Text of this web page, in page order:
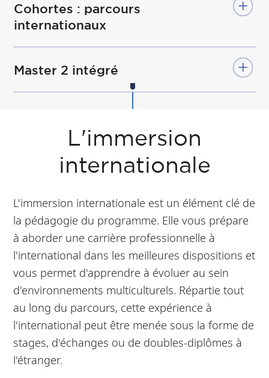
Cohortes : parcours
internationaux
Master 2 intégré
L'immersion
internationale
L'immersion internationale est un élément clé de
la pédagogie du programme. Elle vous prépare
à aborder une carrière professionnelle à
l'international dans les meilleures dispositions et
vous permet d'apprendre à évoluer au sein
d'environnements multiculturels. Répartie tout
au long du parcours, cette expérience à
l'international peut être menée sous la forme de
stages, d'échanges ou de doubles-diplômes à
l'étranger.